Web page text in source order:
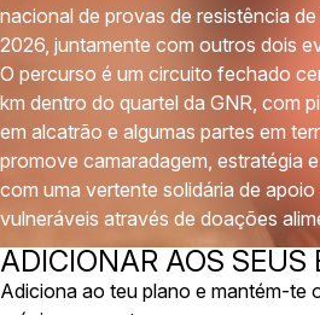
nacional de provas de resistência
2026, juntamente com outros dois
O percurso é um circuito fechado
km dentro do quartel da GNR, com
em alcatrão e algumas partes em
promove camaradagem, estratégia
com uma vertente solidária de apoio
vulneráveis através de doações
ADICIONAR AOS SEUS
Adiciona ao teu plano e mantém-te